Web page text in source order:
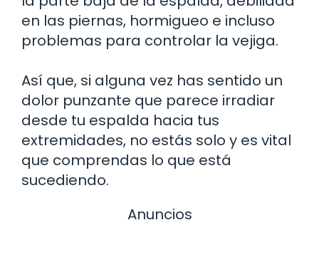
en las piernas, hormigueo e incluso
problemas para controlar la vejiga.
Así que, si alguna vez has sentido un
dolor punzante que parece irradiar
desde tu espalda hacia tus
extremidades, no estás solo y es vital
que comprendas lo que está
sucediendo.
Anuncios